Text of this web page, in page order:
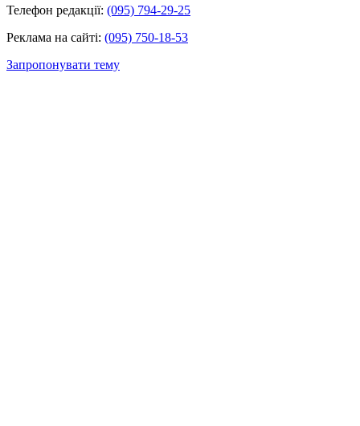
Телефон редакції: (095) 794-29-25
Реклама на сайті: (095) 750-18-53
Запропонувати тему